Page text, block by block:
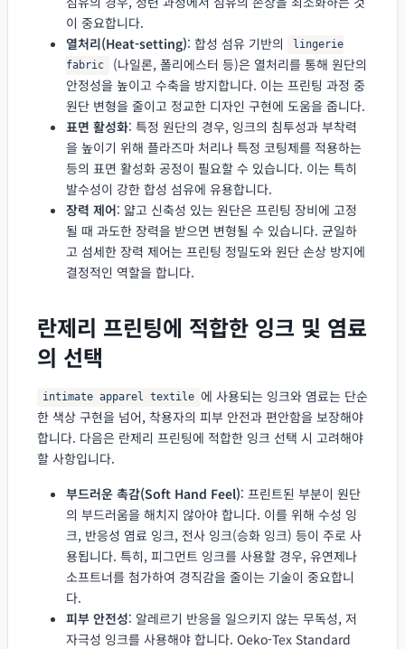
이 중요합니다.
열처리(Heat-setting): 합성 섬유 기반의
lingerie
fabric
(나일론, 폴리에스터 등)은 열처리를 통해 원단의
안정성을 높이고 수축을 방지합니다. 이는 프린팅 과정 중
원단 변형을 줄이고 정교한 디자인 구현에 도움을 줍니다.
표면 활성화: 특정 원단의 경우, 잉크의 침투성과 부착력
을 높이기 위해 플라즈마 처리나 특정 코팅제를 적용하는
등의 표면 활성화 공정이 필요할 수 있습니다. 이는 특히
발수성이 강한 합성 섬유에 유용합니다.
장력 제어: 얇고 신축성 있는 원단은 프린팅 장비에 고정
될 때 과도한 장력을 받으면 변형될 수 있습니다. 균일하
고 섬세한 장력 제어는 프린팅 정밀도와 원단 손상 방지에
결정적인 역할을 합니다.
란제리 프린팅에 적합한 잉크 및 염료
의 선택
intimate apparel textile 에 사용되는 잉크와 염료는 단순
한 색상 구현을 넘어, 착용자의 피부 안전과 편안함을 보장해야
합니다. 다음은 란제리 프린팅에 적합한 잉크 선택 시 고려해야
할 사항입니다.
부드러운 촉감(Soft Hand Feel): 프린트된 부분이 원단
의 부드러움을 해치지 않아야 합니다. 이를 위해 수성 잉
크, 반응성 염료 잉크, 전사 잉크(승화 잉크) 등이 주로 사
용됩니다. 특히, 피그먼트 잉크를 사용할 경우, 유연제나
소프트너를 첨가하여 경직감을 줄이는 기술이 중요합니
다.
피부 안전성: 알레르기 반응을 일으키지 않는 무독성, 저
자극성 잉크를 사용해야 합니다. Oeko-Tex Standard